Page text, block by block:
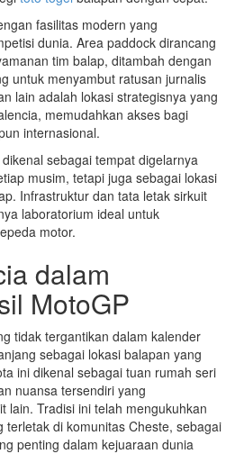
fasilitas modern yang
dunia. Area paddock dirancang
tim balap, ditambah dengan
untuk menyambut ratusan jurnalis
lain adalah lokasi strategisnya yang
memudahkan akses bagi
internasional.
sebagai tempat digelarnya
musim, tetapi juga sebagai lokasi
Infrastruktur dan tata letak sirkuit
laboratorium ideal untuk
motor.
dalam
MotoGP
tidak tergantikan dalam kalender
sebagai lokasi balapan yang
ini dikenal sebagai tuan rumah seri
nuansa tersendiri yang
lain. Tradisi ini telah mengukuhkan
terletak di komunitas Cheste, sebagai
penting dalam kejuaraan dunia